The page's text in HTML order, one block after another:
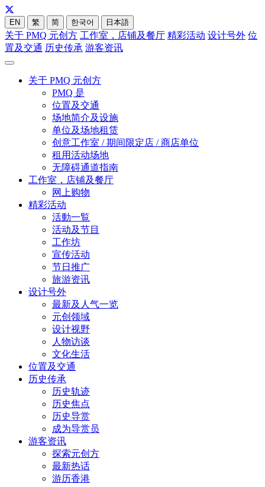
EN 繁 简 한국어 日本語
关于 PMQ 元创方 工作室，店铺及餐厅 精彩活动 设计号外 位
置及交通 历史传承 游客资讯
关于 PMQ 元创方
PMQ 是
位置及交通
场地简介及设施
单位及场地租赁
创意工作室 / 期间限定店 / 商店单位
租用活动场地
无障碍通道指南
工作室，店铺及餐厅
网上购物
精彩活动
活動一覧
活动及节目
工作坊
宣传活动
节日推广
旅游资讯
设计号外
最新及人气一览
元创领域
设计视野
人物访谈
文化生活
位置及交通
历史传承
历史轨迹
历史焦点
历史导赏
成为导赏员
游客资讯
探索元创方
最新热话
游历香港